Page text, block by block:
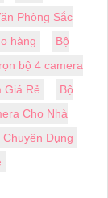
Phòng Sắc
hàng
Bộ
bộ 4 camera
Giá Rẻ
Bộ
Cho Nhà
Dụng